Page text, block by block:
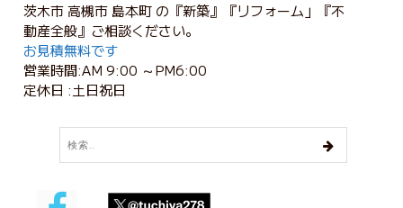
茨木市 高槻市 島本町 の『新築』『リフォーム」『不
動産全般』ご相談ください。
お見積無料です
営業時間:AM 9:00 ～PM6:00
定休日 :土日祝日